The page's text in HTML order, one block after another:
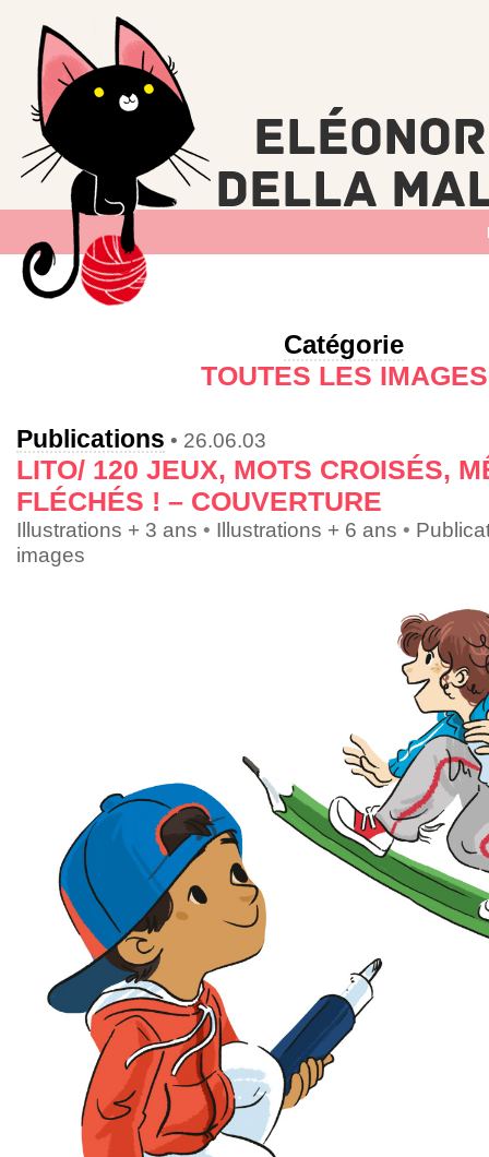
Catégorie
TOUTES LES IMAGES
Publications • 26.06.03
LITO/ 120 JEUX, MOTS CROISÉS,
FLÉCHÉS ! – COUVERTURE
Illustrations + 3 ans • Illustrations + 6 ans •
images